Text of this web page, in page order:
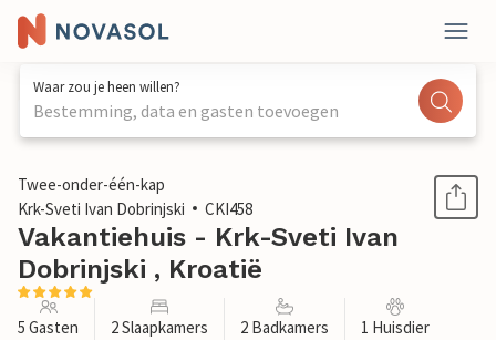
Waar zou je heen willen?
Bestemming, data en gasten toevoegen
1 / 44
Twee-onder-één-kap
Krk-Sveti Ivan Dobrinjski
CKI458
Vakantiehuis - Krk-Sveti Ivan
Dobrinjski , Kroatië
5 Gasten 2 Slaapkamers 2 Badkamers 1 Huisdier